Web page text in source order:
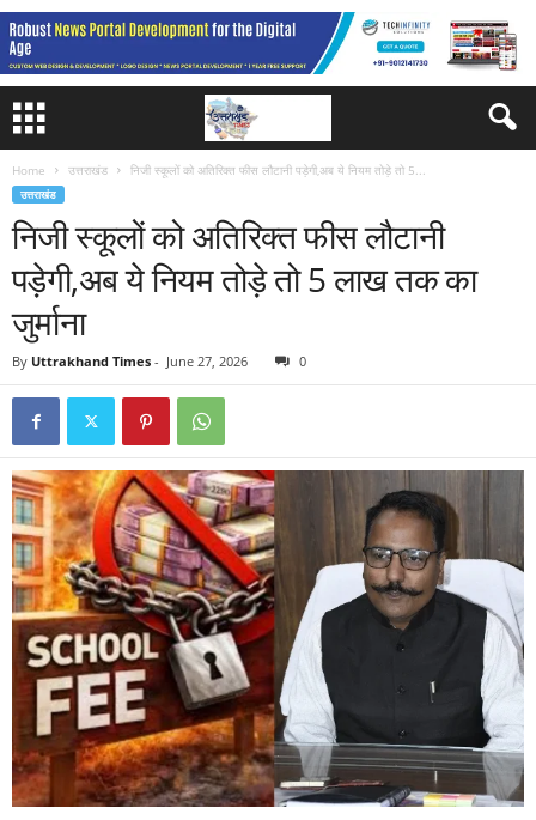
Home उत्तराखंड निजी स्कूलों को अतिरिक्त फीस लौटानी पड़ेगी,अब ये नियम तोड़े तो 5...
उत्तराखंड
निजी स्कूलों को अतिरिक्त फीस लौटानी
पड़ेगी,अब ये नियम तोड़े तो 5 लाख तक का
जुर्माना
By Uttrakhand Times - June 27, 2026 0